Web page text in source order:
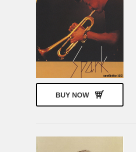
BUY NOW